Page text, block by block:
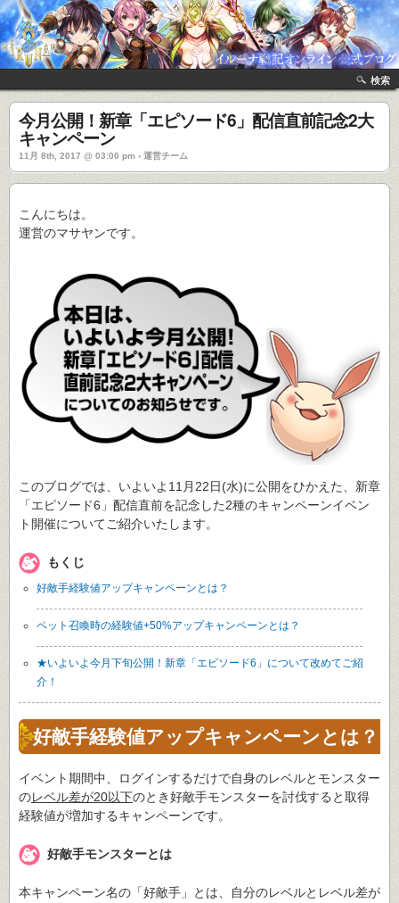
検索
今月公開！新章「エピソード6」配信直前記念2大
キャンペーン
11月 8th, 2017 @ 03:00 pm › 運営チーム
こんにちは。
運営のマサヤンです。
このブログでは、いよいよ11月22日(水)に公開をひかえた、新章
「エピソード6」配信直前を記念した2種のキャンペーンイベン
ト開催についてご紹介いたします。
もくじ
好敵手経験値アップキャンペーンとは？
ペット召喚時の経験値+50%アップキャンペーンとは？
★いよいよ今月下旬公開！新章「エピソード6」について改めてご紹
介！
好敵手経験値アップキャンペーンとは？
イベント期間中、ログインするだけで自身のレベルとモンスター
のレベル差が20以下のとき好敵手モンスターを討伐すると取得
経験値が増加するキャンペーンです。
好敵手モンスターとは
本キャンペーン名の「好敵手」とは、自分のレベルとレベル差が